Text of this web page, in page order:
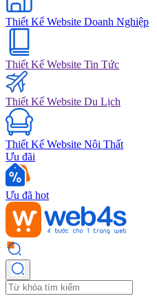
Thiết Kế Website Doanh Nghiệp
Thiết Kế Website Tin Tức
Thiết Kế Website Du Lịch
Thiết Kế Website Nội Thất
Ưu đãi
Ưu đã hot